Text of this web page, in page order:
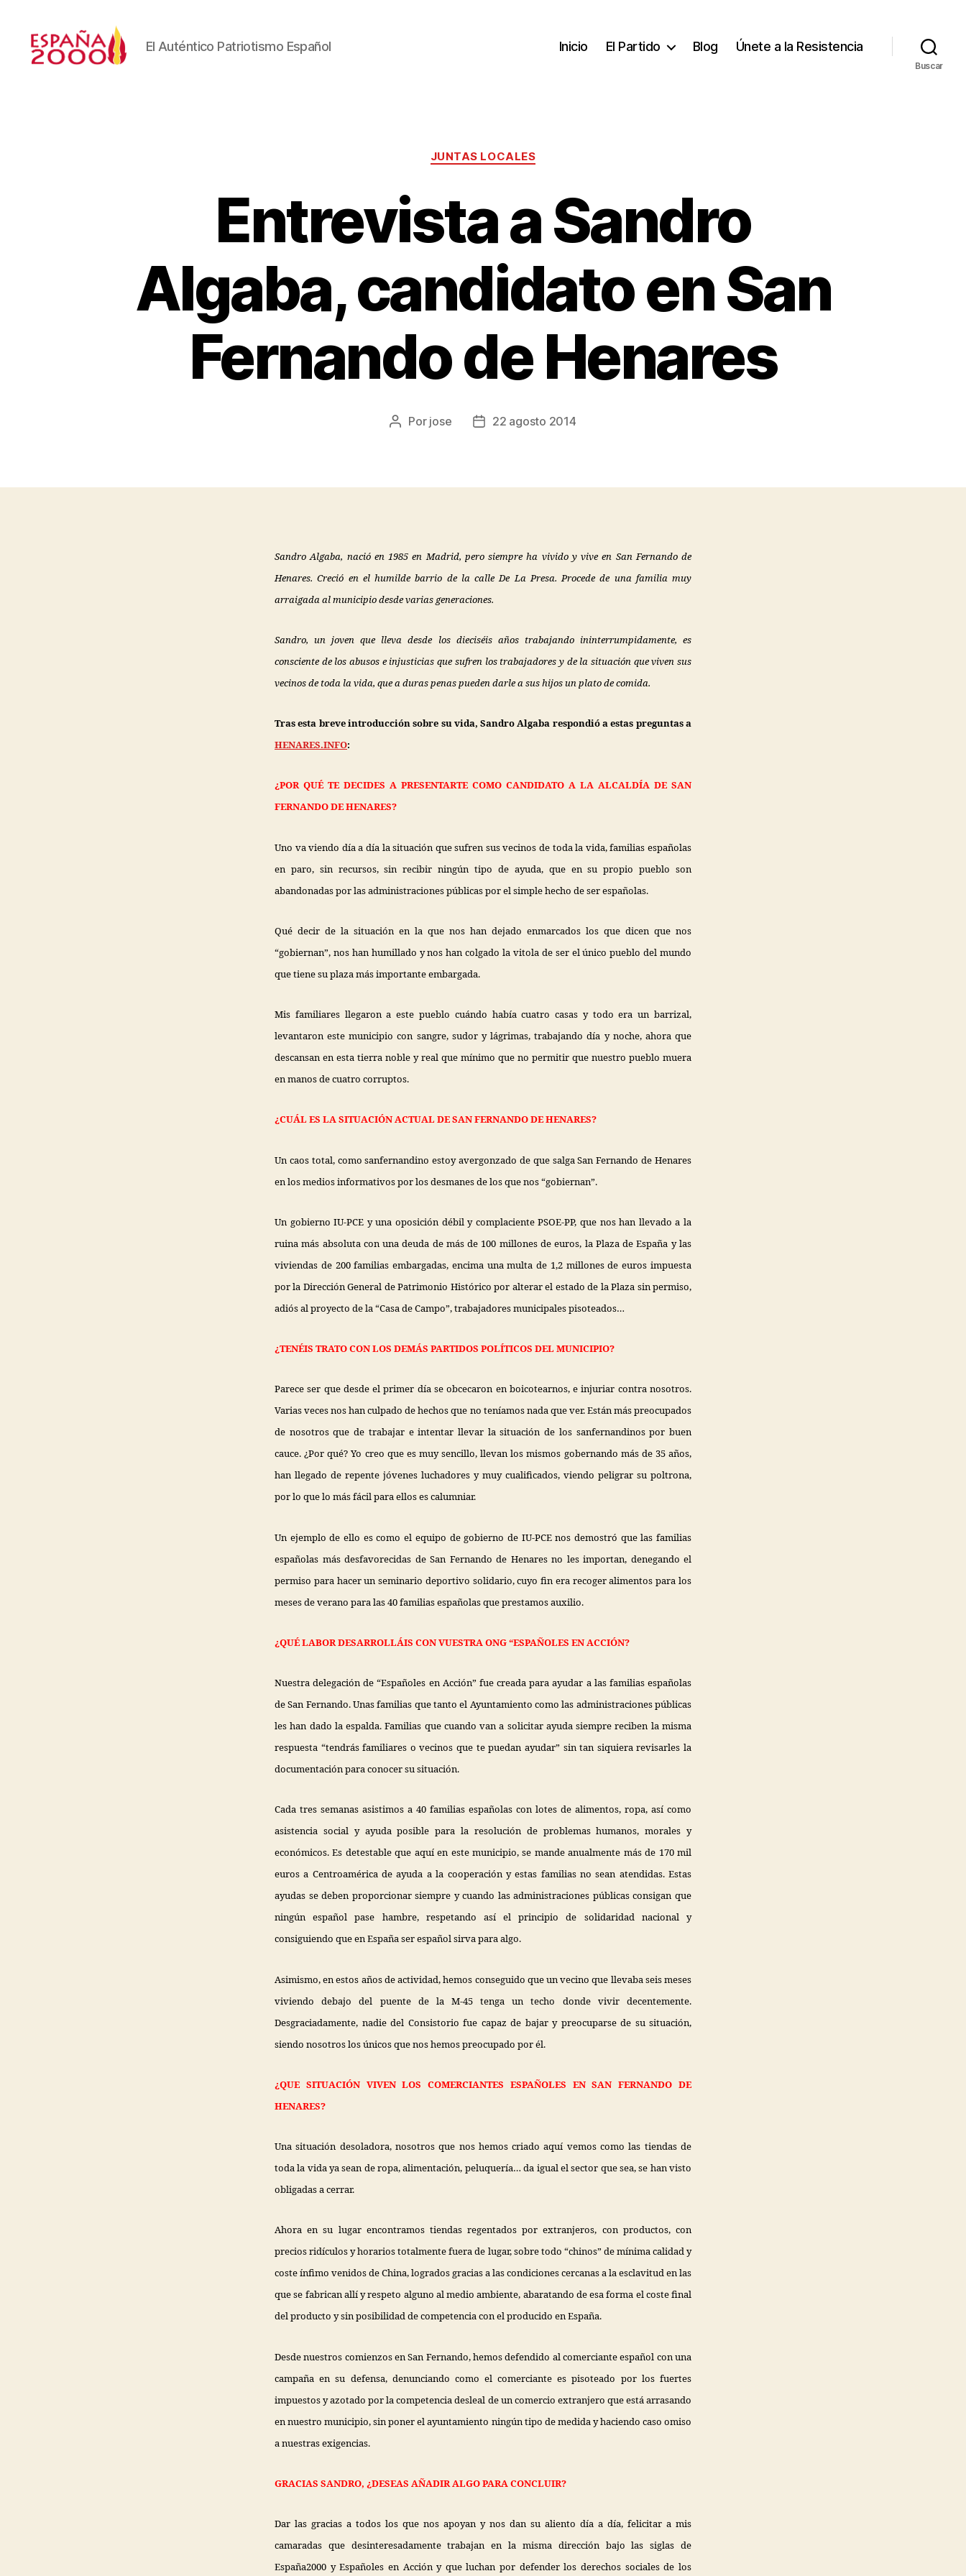
El Auténtico Patriotismo Español Inicio El Partido Blog Únete a la Resistencia
Buscar
JUNTAS LOCALES
Entrevista a Sandro
Algaba, candidato en San
Fernando de Henares
Por jose 22 agosto 2014
Sandro Algaba, nació en 1985 en Madrid, pero siempre ha vivido y vive en San Fernando de
Henares. Creció en el humilde barrio de la calle De La Presa. Procede de una familia muy
arraigada al municipio desde varias generaciones.
Sandro, un joven que lleva desde los dieciséis años trabajando ininterrumpidamente, es
consciente de los abusos e injusticias que sufren los trabajadores y de la situación que viven sus
vecinos de toda la vida, que a duras penas pueden darle a sus hijos un plato de comida.
Tras esta breve introducción sobre su vida, Sandro Algaba respondió a estas preguntas a
HENARES.INFO:
¿POR QUÉ TE DECIDES A PRESENTARTE COMO CANDIDATO A LA ALCALDÍA DE SAN
FERNANDO DE HENARES?
Uno va viendo día a día la situación que sufren sus vecinos de toda la vida, familias españolas
en paro, sin recursos, sin recibir ningún tipo de ayuda, que en su propio pueblo son
abandonadas por las administraciones públicas por el simple hecho de ser españolas.
Qué decir de la situación en la que nos han dejado enmarcados los que dicen que nos
“gobiernan”, nos han humillado y nos han colgado la vitola de ser el único pueblo del mundo
que tiene su plaza más importante embargada.
Mis familiares llegaron a este pueblo cuándo había cuatro casas y todo era un barrizal,
levantaron este municipio con sangre, sudor y lágrimas, trabajando día y noche, ahora que
descansan en esta tierra noble y real que mínimo que no permitir que nuestro pueblo muera
en manos de cuatro corruptos.
¿CUÁL ES LA SITUACIÓN ACTUAL DE SAN FERNANDO DE HENARES?
Un caos total, como sanfernandino estoy avergonzado de que salga San Fernando de Henares
en los medios informativos por los desmanes de los que nos “gobiernan”.
Un gobierno IU-PCE y una oposición débil y complaciente PSOE-PP, que nos han llevado a la
ruina más absoluta con una deuda de más de 100 millones de euros, la Plaza de España y las
viviendas de 200 familias embargadas, encima una multa de 1,2 millones de euros impuesta
por la Dirección General de Patrimonio Histórico por alterar el estado de la Plaza sin permiso,
adiós al proyecto de la “Casa de Campo”, trabajadores municipales pisoteados…
¿TENÉIS TRATO CON LOS DEMÁS PARTIDOS POLÍTICOS DEL MUNICIPIO?
Parece ser que desde el primer día se obcecaron en boicotearnos, e injuriar contra nosotros.
Varias veces nos han culpado de hechos que no teníamos nada que ver. Están más preocupados
de nosotros que de trabajar e intentar llevar la situación de los sanfernandinos por buen
cauce. ¿Por qué? Yo creo que es muy sencillo, llevan los mismos gobernando más de 35 años,
han llegado de repente jóvenes luchadores y muy cualificados, viendo peligrar su poltrona,
por lo que lo más fácil para ellos es calumniar.
Un ejemplo de ello es como el equipo de gobierno de IU-PCE nos demostró que las familias
españolas más desfavorecidas de San Fernando de Henares no les importan, denegando el
permiso para hacer un seminario deportivo solidario, cuyo fin era recoger alimentos para los
meses de verano para las 40 familias españolas que prestamos auxilio.
¿QUÉ LABOR DESARROLLÁIS CON VUESTRA ONG “ESPAÑOLES EN ACCIÓN?
Nuestra delegación de “Españoles en Acción” fue creada para ayudar a las familias españolas
de San Fernando. Unas familias que tanto el Ayuntamiento como las administraciones públicas
les han dado la espalda. Familias que cuando van a solicitar ayuda siempre reciben la misma
respuesta “tendrás familiares o vecinos que te puedan ayudar” sin tan siquiera revisarles la
documentación para conocer su situación.
Cada tres semanas asistimos a 40 familias españolas con lotes de alimentos, ropa, así como
asistencia social y ayuda posible para la resolución de problemas humanos, morales y
económicos. Es detestable que aquí en este municipio, se mande anualmente más de 170 mil
euros a Centroamérica de ayuda a la cooperación y estas familias no sean atendidas. Estas
ayudas se deben proporcionar siempre y cuando las administraciones públicas consigan que
ningún español pase hambre, respetando así el principio de solidaridad nacional y
consiguiendo que en España ser español sirva para algo.
Asimismo, en estos años de actividad, hemos conseguido que un vecino que llevaba seis meses
viviendo debajo del puente de la M-45 tenga un techo donde vivir decentemente.
Desgraciadamente, nadie del Consistorio fue capaz de bajar y preocuparse de su situación,
siendo nosotros los únicos que nos hemos preocupado por él.
¿QUE SITUACIÓN VIVEN LOS COMERCIANTES ESPAÑOLES EN SAN FERNANDO DE
HENARES?
Una situación desoladora, nosotros que nos hemos criado aquí vemos como las tiendas de
toda la vida ya sean de ropa, alimentación, peluquería… da igual el sector que sea, se han visto
obligadas a cerrar.
Ahora en su lugar encontramos tiendas regentados por extranjeros, con productos, con
precios ridículos y horarios totalmente fuera de lugar, sobre todo “chinos” de mínima calidad y
coste ínfimo venidos de China, logrados gracias a las condiciones cercanas a la esclavitud en las
que se fabrican allí y respeto alguno al medio ambiente, abaratando de esa forma el coste final
del producto y sin posibilidad de competencia con el producido en España.
Desde nuestros comienzos en San Fernando, hemos defendido al comerciante español con una
campaña en su defensa, denunciando como el comerciante es pisoteado por los fuertes
impuestos y azotado por la competencia desleal de un comercio extranjero que está arrasando
en nuestro municipio, sin poner el ayuntamiento ningún tipo de medida y haciendo caso omiso
a nuestras exigencias.
GRACIAS SANDRO, ¿DESEAS AÑADIR ALGO PARA CONCLUIR?
Dar las gracias a todos los que nos apoyan y nos dan su aliento día a día, felicitar a mis
camaradas que desinteresadamente trabajan en la misma dirección bajo las siglas de
España2000 y Españoles en Acción y que luchan por defender los derechos sociales de los